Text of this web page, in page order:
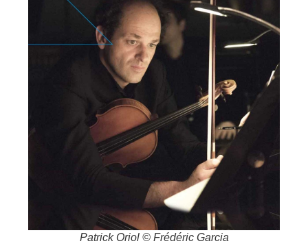
Patrick Oriol © Frédéric Garcia